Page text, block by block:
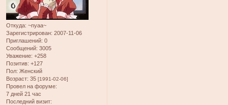
Откуда: ~nyaa~
Зарегистрирован: 2007-11-06
Приглашений: 0
Сообщений: 3005
Уважение: +258
Позитив: +127
Пол: Женский
Возраст: 35 [1991-02-06]
Провел на форуме:
7 дней 21 час
Последний визит: